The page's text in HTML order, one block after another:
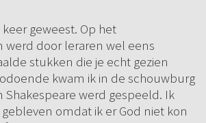
geweest. Op het
werd door leraren wel eens
stukken die je echt gezien
kwam ik in de schouwburg
Shakespeare werd gespeeld. Ik
omdat ik er God niet kon